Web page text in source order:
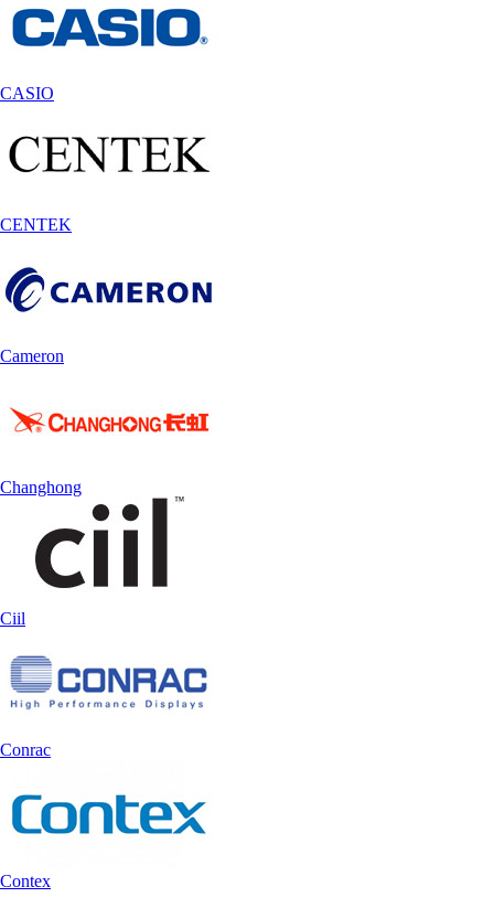
CASIO
CENTEK
Cameron
Changhong
Ciil
Conrac
Contex